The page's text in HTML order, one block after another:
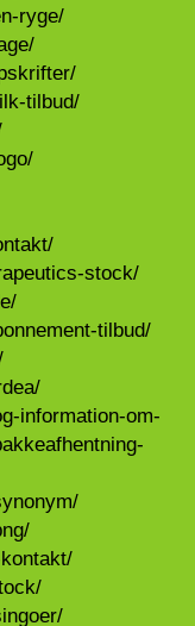
ryge/
tilbud/
stock/
tilbud/
information-om-